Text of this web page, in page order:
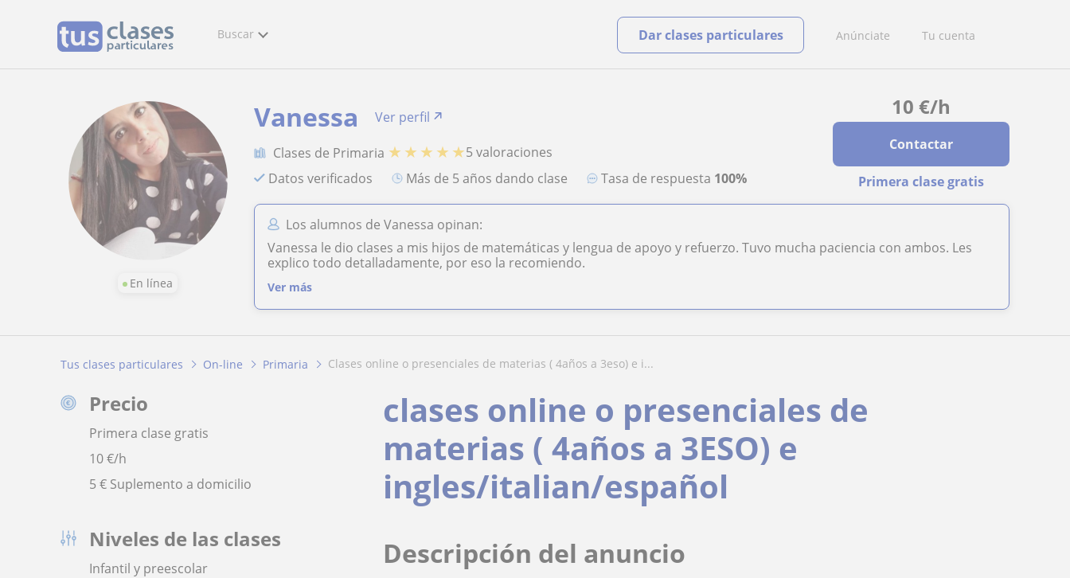
Buscar Anúnciate Tu cuenta
Dar clases particulares
En línea
10 €/h
Contactar
Primera clase gratis
Vanessa Ver perfil
Clases de Primaria ★ ★ ★ ★ ★5 valoraciones
Datos verificados
más de 5 años dando clase Tasa de respuesta 100%
Los alumnos de Vanessa opinan:
Vanessa le dio clases a mis hijos de matemáticas y lengua de apoyo y refuerzo. Tuvo mucha paciencia con ambos. Les
explico todo detalladamente, por eso la recomiendo.
Ver más
Tus clases particulares On-line Primaria clases online o presenciales de materias ( 4años a 3eso) e i...
Precio
Primera clase gratis
10€/h
5 € Suplemento a domicilio
Niveles de las clases
Infantil y preescolar
clases online o presenciales de
materias ( 4años a 3ESO) e
ingles/italian/español
Descripción del anuncio